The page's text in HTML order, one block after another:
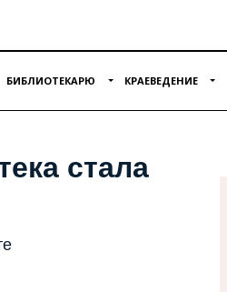
БИБЛИОТЕКАРЮ КРАЕВЕДЕНИЕ
стала